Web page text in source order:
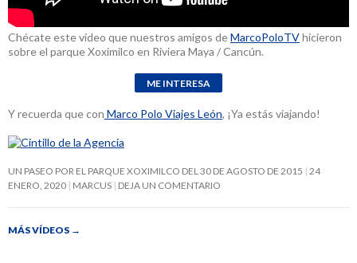
Chécate este video que nuestros amigos deMarcoPoloTVhicieron
sobre el parque Xoximilco en Riviera Maya / Cancún.
Y recuerda que con Marco Polo Viajes León, ¡Ya estás viajando!
UN PASEO POR EL PARQUE XOXIMILCO DEL 30 DE AGOSTO DE 2015 24
ENERO, 2020 MARCUS DEJA UN COMENTARIO
MÁS VÍDEOS →